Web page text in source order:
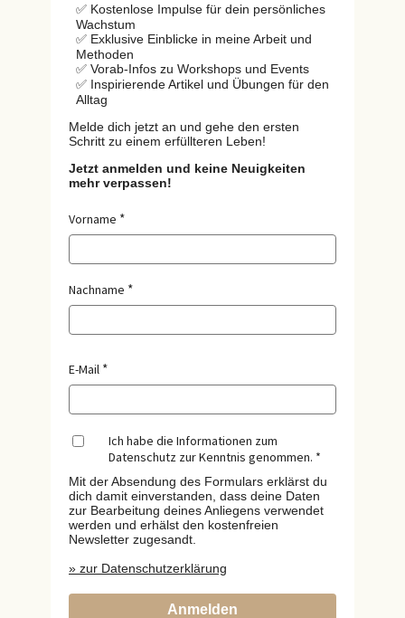
✅ Kostenlose Impulse für dein persönliches
Wachstum
✅ Exklusive Einblicke in meine Arbeit und
Methoden
✅ Vorab-Infos zu Workshops und Events
✅ Inspirierende Artikel und Übungen für den
Alltag
Melde dich jetzt an und gehe den ersten
Schritt zu einem erfüllteren Leben!
Jetzt anmelden und keine Neuigkeiten
mehr verpassen!
Vorname
Nachname
E-Mail
Ich habe die Informationen zum
Datenschutz zur Kenntnis genommen.
Mit der Absendung des Formulars erklärst du
dich damit einverstanden, dass deine Daten
zur Bearbeitung deines Anliegens verwendet
werden und erhälst den kostenfreien
Newsletter zugesandt.
» zur Datenschutzerklärung
Anmelden